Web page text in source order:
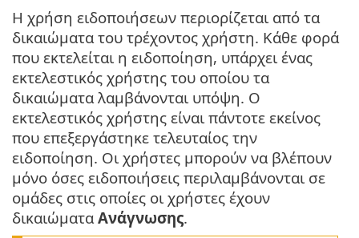
Η χρήση ειδοποιήσεων περιορίζεται από τα
δικαιώματα του τρέχοντος χρήστη. Κάθε φορά
που εκτελείται η ειδοποίηση, υπάρχει ένας
εκτελεστικός χρήστης του οποίου τα
δικαιώματα λαμβάνονται υπόψη. Ο
εκτελεστικός χρήστης είναι πάντοτε εκείνος
που επεξεργάστηκε τελευταίος την
ειδοποίηση. Οι χρήστες μπορούν να βλέπουν
μόνο όσες ειδοποιήσεις περιλαμβάνονται σε
ομάδες στις οποίες οι χρήστες έχουν
δικαιώματα Ανάγνωσης.